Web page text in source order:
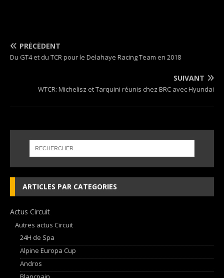
PRÉCÉDENT
Du GT4 et du TCR pour le Delahaye Racing Team en 2018
SUIVANT
WTCR: Michelisz et Tarquini réunis chez BRC avec Hyundai
ARTICLES PAR CATEGORIES
Actus Circuit
Autres actus Circuit
24H de Spa
Alpine Europa Cup
Andros